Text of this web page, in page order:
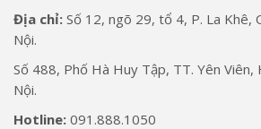
Địa chỉ: Số 12, ngõ 29, tổ 4, P. La Khê,
Nội.
Số 488, Phố Hà Huy Tập, TT. Yên Viên,
Nội.
Hotline: 091.888.1050